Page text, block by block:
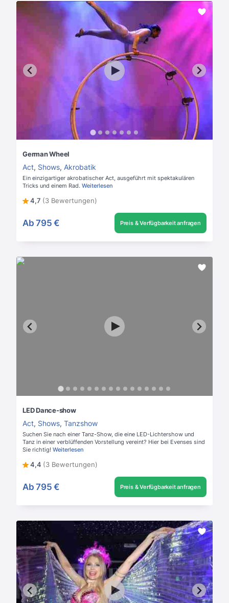
German Wheel
Act, Shows, Akrobatik
Ein einzigartiger akrobatischer Act, ausgeführt mit spektakulären
Tricks und einem Rad. Weiterlesen
4,7 (3 Bewertungen)
Ab 795 € Preis & Verfügbarkeit anfragen
LED Dance-show
Act, Shows, Tanzshow
Suchen Sie nach einer Tanz-Show, die eine LED-Lichtershow und
Tanz in einer verblüffenden Vorstellung vereint? Hier bei Evenses sind
Sie richtig! Weiterlesen
4,4 (3 Bewertungen)
Ab 795 € Preis & Verfügbarkeit anfragen